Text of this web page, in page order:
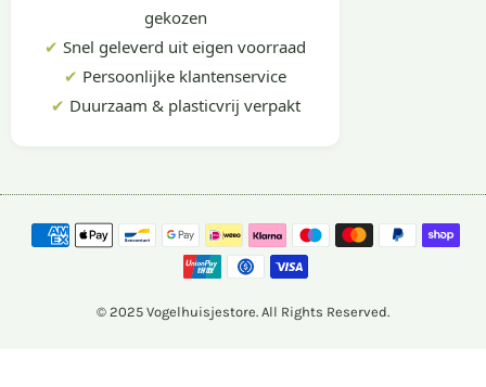
gekozen
✔ Snel geleverd uit eigen voorraad
✔ Persoonlijke klantenservice
✔ Duurzaam & plasticvrij verpakt
© 2025 Vogelhuisjestore. All Rights Reserved.